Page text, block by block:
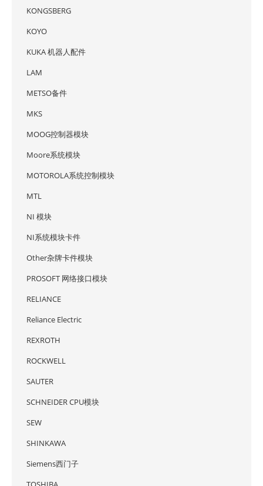
KONGSBERG
KOYO
KUKA 机器人配件
LAM
METSO备件
MKS
MOOG控制器模块
Moore系统模块
MOTOROLA系统控制模块
MTL
NI 模块
NI系统模块卡件
Other杂牌卡件模块
PROSOFT 网络接口模块
RELIANCE
Reliance Electric
REXROTH
ROCKWELL
SAUTER
SCHNEIDER CPU模块
SEW
SHINKAWA
Siemens西门子